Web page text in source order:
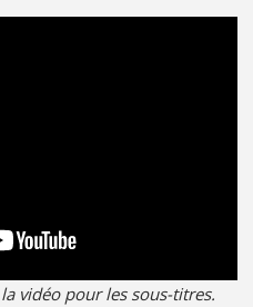
vidéo pour les sous-titres.